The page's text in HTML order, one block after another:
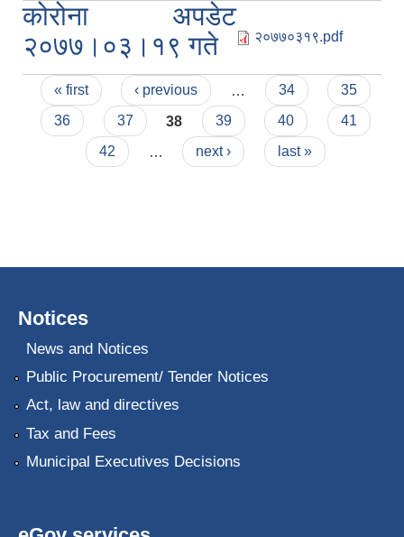
कोरोना अपडेट
२०७७।०३।१९ गते
२०७७०३१९.pdf
Pages
« first ‹ previous 34
35
36
37 38 39 40
41
42
next › last »
Notices
News and Notices
Public Procurement/ Tender Notices
Act, law and directives
Tax and Fees
Municipal Executives Decisions